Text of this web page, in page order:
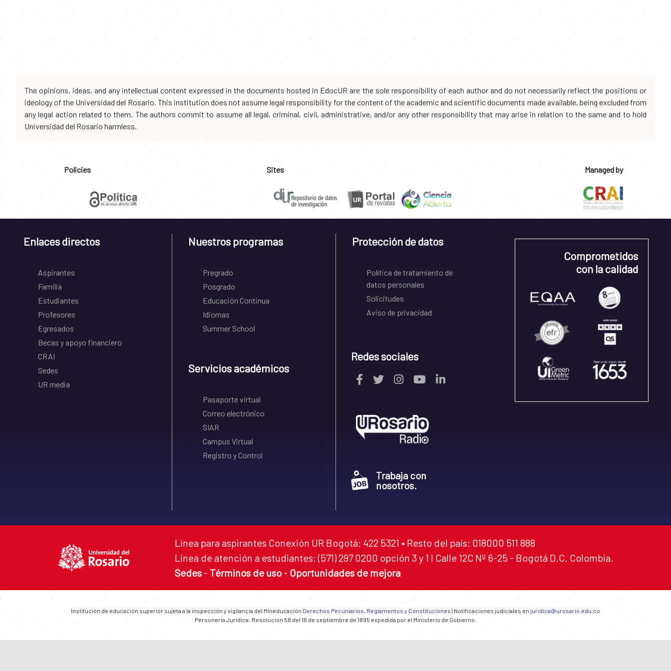
The opinions, ideas, and any intellectual content expressed in the documents hosted in EdocUR are the sole responsibility of each author and do not necessarily reflect the positions or
ideology of the Universidad del Rosario. This institution does not assume legal responsibility for the content of the academic and scientific documents made available, being excluded from
any legal action related to them. The authors commit to assume all legal, criminal, civil, administrative, and/or any other responsibility that may arise in relation to the same and to hold
Universidad del Rosario harmless.
Policies Sites Managed by
Enlaces directos
Aspirantes
Familia
Estudiantes
Profesores
Egresados
Becas y apoyo financiero
CRAI
Sedes
UR media
Nuestros programas
Pregrado
Posgrado
Educación Continua
Idiomas
Summer School
Servicios académicos
Pasaporte virtual
Correo electrónico
SIAR
Campus Virtual
Registro y Control
Protección de datos
Política de tratamiento de
datos personales
Solicitudes
Aviso de privacidad
Redes sociales
Trabaja con
nosotros.
Comprometidos
con la calidad
Línea para aspirantes Conexión UR Bogotá: 422 5321 • Resto del país: 018000 511 888
Línea de atención a estudiantes: (571) 297 0200 opción 3 y 1 I Calle 12C Nº 6-25 - Bogotá D.C. Colombia.
Sedes - Términos de uso - Oportunidades de mejora
Institución de educación superior sujeta a la inspección y vigilancia del Mineducación Derechos Pecuniarios, Reglamentos y Constituciones | Notificaciones judiciales en juridica@urosario.edu.co
Personería Jurídica: Resolución 58 del 16 de septiembre de 1895 expedida por el Ministerio de Gobierno.